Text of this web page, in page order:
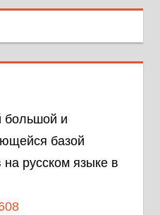
и
базой
русском языке в